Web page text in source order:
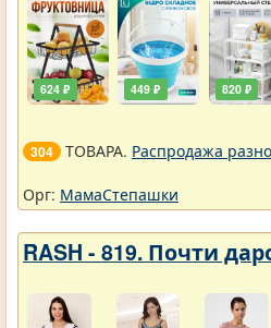
624 ₽ 449 ₽ 820 ₽
304 ТОВАРА. Распродажа
Орг: МамаСтепашки
RASH - 819. Почти